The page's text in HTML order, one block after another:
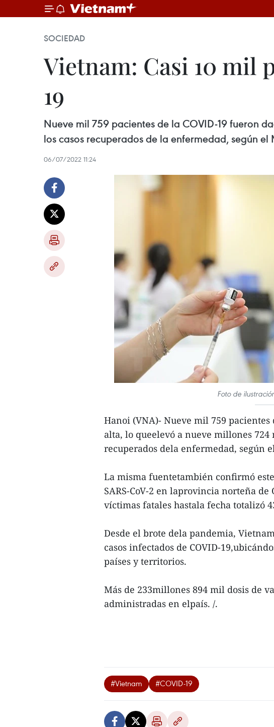
SOCIEDAD
Vietnam: Casi 10 mil
19
Nueve mil 759 pacientes de la COVID-19 fueron
los casos recuperados de la enfermedad, según
06/07/2022 11:24
Foto de
Hanoi (VNA)- Nueve mil 759 pacientes
alta, lo queelevó a nueve millones
recuperados dela enfermedad, según
La misma fuentetambién confirmó
SARS-CoV-2 en laprovincia norteña
víctimas fatales hastala fecha totalizó
Desde el brote dela pandemia,
casos infectados de COVID-
países y territorios.
Más de 233millones 894 mil dosis de
administradas en elpaís. /.
#Vietnam #COVID-19